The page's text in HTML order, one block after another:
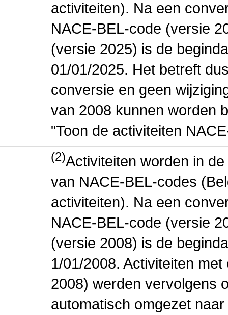
activiteiten). Na een
NACE-BEL-code (versie
(versie 2025) is de
01/01/2025. Het betreft
conversie en geen
van 2008 kunnen worden
"Toon de activiteiten
(2)Activiteiten worden in
van NACE-BEL-codes
activiteiten). Na een
NACE-BEL-code (versie
(versie 2008) is de
1/01/2008. Activiteiten
2008) werden vervolgens
automatisch omgezet